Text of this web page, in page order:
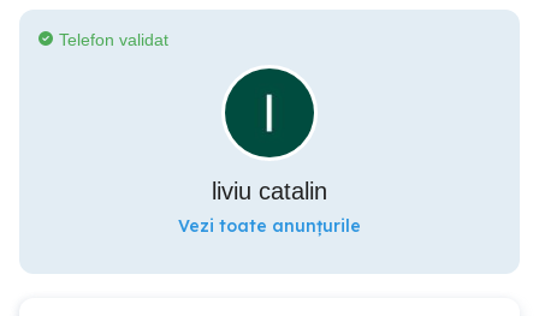
Telefon validat
liviu catalin
Vezi toate anunțurile